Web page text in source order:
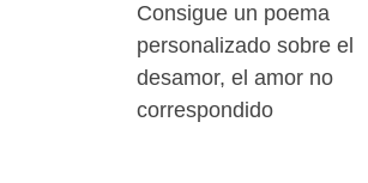
Consigue un poema
personalizado sobre el
desamor, el amor no
correspondido